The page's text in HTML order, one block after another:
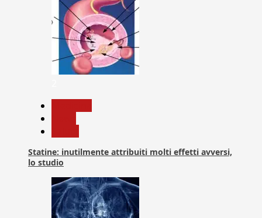
Statine: inutilmente attribuiti molti effetti avversi,
lo studio